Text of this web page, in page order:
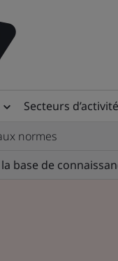
Secteurs d’activité
normes
base de